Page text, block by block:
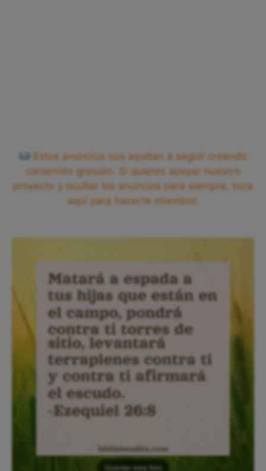
Estos anuncios nos ayudan a seguir creando
contenido gratuito. Si quieres apoyar nuestro
proyecto y ocultar los anuncios para siempre, toca
aquí para hacerte miembro.
Guardar esta foto